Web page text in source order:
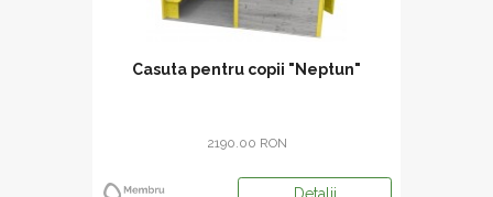
Casuta pentru copii "Neptun"
2190.00 RON